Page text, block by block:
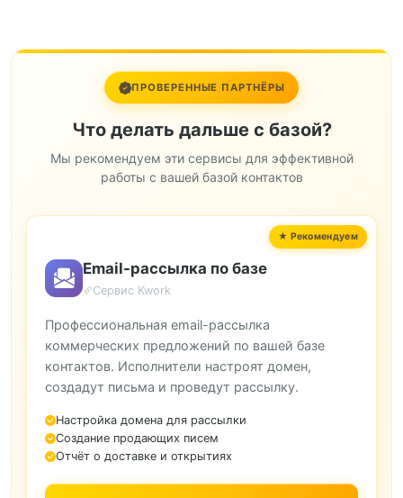
ПРОВЕРЕННЫЕ ПАРТНЁРЫ
Что делать дальше с базой?
Мы рекомендуем эти сервисы для эффективной
работы с вашей базой контактов
Email-рассылка по базе
Сервис Kwork
Профессиональная email-рассылка
коммерческих предложений по вашей базе
контактов. Исполнители настроят домен,
создадут письма и проведут рассылку.
Настройка домена для рассылки
Создание продающих писем
Отчёт о доставке и открытиях